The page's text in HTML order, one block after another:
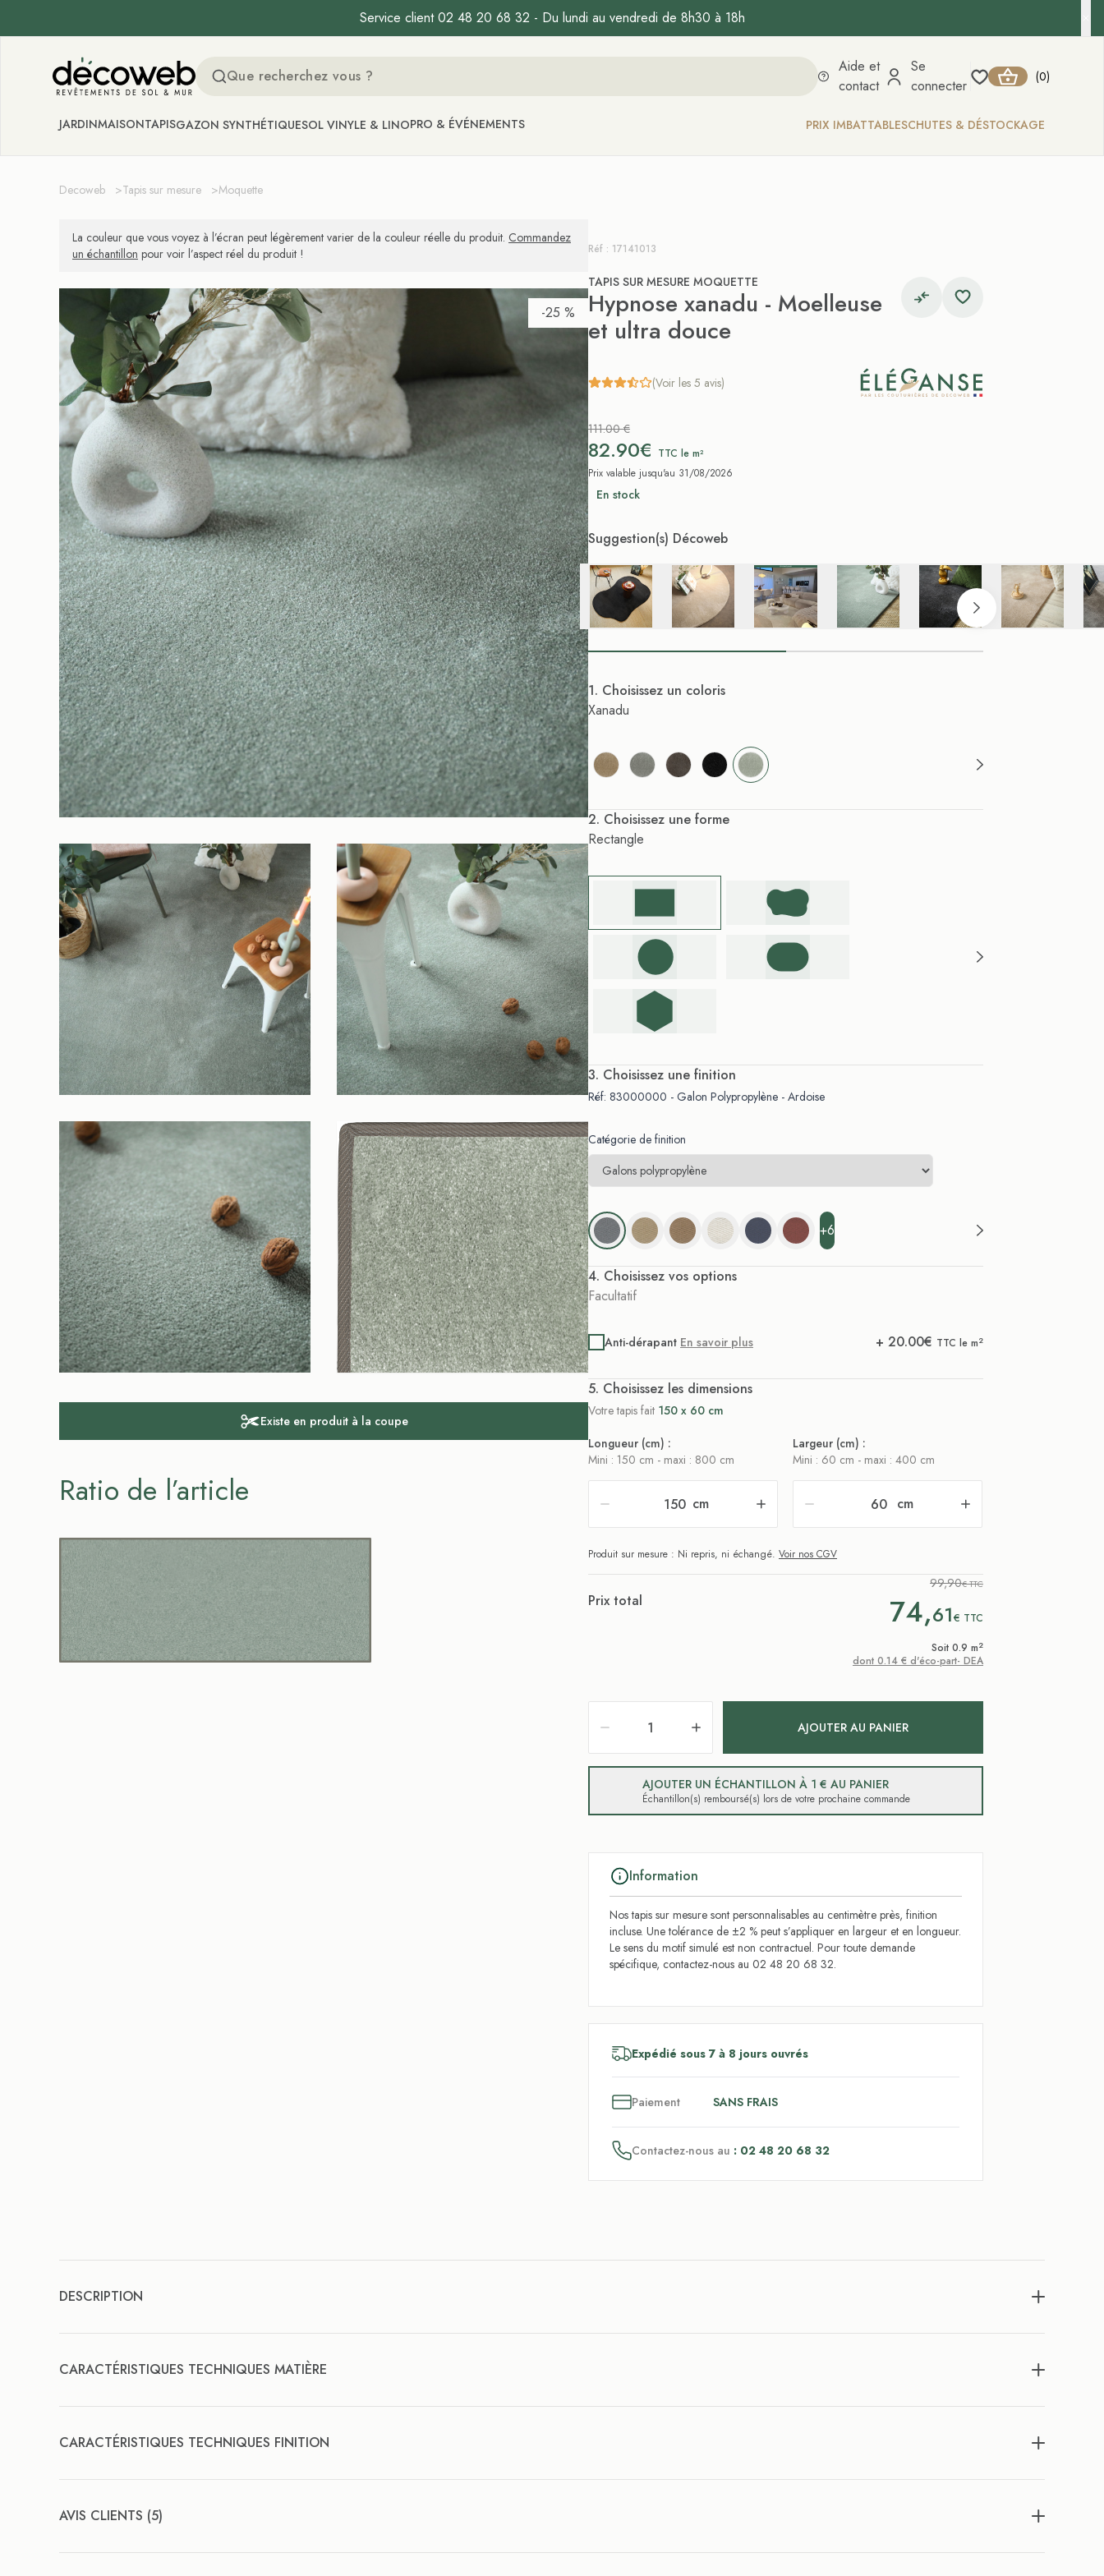
Service client 02 48 20 68 32 - Du lundi au vendredi de 8h30 à 18h
Decoweb
Aide et
contact
Se
connecter
(0)
JARDINMAISONTAPISGAZON SYNTHÉTIQUESOL VINYLE & LINOPRO & ÉVÉNEMENTS PRIX IMBATTABLESCHUTES & DÉSTOCKAGE
Decoweb >Tapis sur mesure >Moquette
La couleur que vous voyez à l’écran peut légèrement varier de la couleur réelle du produit. Commandez
un échantillon pour voir l’aspect réel du produit !
-25 %
Existe en produit à la coupe
Ratio de l’article
Réf : 17141013
TAPIS SUR MESURE MOQUETTE
Hypnose xanadu - Moelleuse
et ultra douce
(Voir les 5 avis)
111.00 €
82.90€ TTC le m²
Prix valable jusqu'au 31/08/2026
En stock
Suggestion(s) Décoweb
. Choisissez un coloris
Xanadu
. Choisissez une forme
Rectangle
. Choisissez une finition
Réf: 83000000 - Galon Polypropylène - Ardoise
Catégorie de finition
+6
. Choisissez vos options
Facultatif
Anti-dérapant En savoir plus + 20.00€ TTC le m2
. Choisissez les dimensions
Votre tapis fait 150 x 60 cm
Longueur (cm) :
Mini : 150 cm - maxi : 800 cm
cm
Largeur (cm) :
Mini : 60 cm - maxi : 400 cm
cm
Produit sur mesure : Ni repris, ni échangé. Voir nos CGV
Prix total
99,90€ TTC
74,61€ TTC
Soit 0.9 m2
dont 0.14 € d'éco-part- DEA
AJOUTER AU PANIER
AJOUTER UN ÉCHANTILLON À 1 € AU PANIER
Échantillon(s) remboursé(s) lors de votre prochaine commande
Information
Nos tapis sur mesure sont personnalisables au centimètre près, finition
incluse. Une tolérance de ±2 % peut s’appliquer en largeur et en longueur.
Le sens du motif simulé est non contractuel. Pour toute demande
spécifique, contactez-nous au 02 48 20 68 32.
Expédié sous 7 à 8 jours ouvrés
Paiement SANS FRAIS
Contactez-nous au : 02 48 20 68 32
DESCRIPTION
CARACTÉRISTIQUES TECHNIQUES MATIÈRE
CARACTÉRISTIQUES TECHNIQUES FINITION
AVIS CLIENTS (5)